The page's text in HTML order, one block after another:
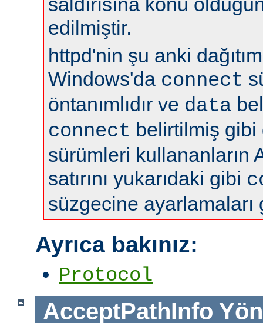
edilmiştir.
httpd'nin şu anki
Windows'da connect
öntanımlıdır ve data
connect belirtilmiş gibi
sürümleri kullananların
satırını yukarıdaki gibi
süzgecine ayarlamaları
Ayrıca bakınız:
Protocol
AcceptPathInfo